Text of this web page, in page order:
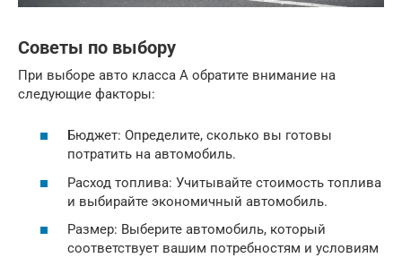
Советы по выбору
При выборе авто класса А обратите внимание на
следующие факторы:
Бюджет: Определите, сколько вы готовы
потратить на автомобиль.
Расход топлива: Учитывайте стоимость топлива
и выбирайте экономичный автомобиль.
Размер: Выберите автомобиль, который
соответствует вашим потребностям и условиям